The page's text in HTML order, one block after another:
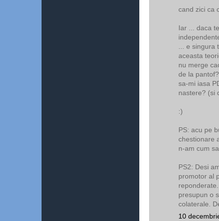
cand zici ca
Iar ... daca
... e
aceasta
nu merge
de la
sa-mi iasa
nastere? (si
:)
PS: acu pe
chestionare
n-am cum
PS2: Desi
promotor al
presupun o
colaterale.
10